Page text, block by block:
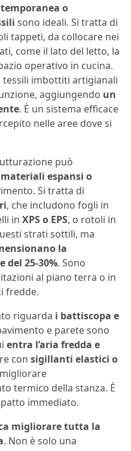
o
sono ideali. Si tratta di
tappeti, da collocare nei
come il lato del letto, la
operativo in cucina.
tessili imbottiti artigianali
aggiungendo un
. È un sistema efficace
nelle aree dove si
può
materiali espansi o
Si tratta di
, che includono fogli in
in XPS o EPS, o rotoli in
strati sottili, ma
la
del 25-30%. Sono
al piano terra o in
fredde.
riguarda i battiscopa e
e parete sono
entra l’aria fredda e
con sigillanti elastici o
termico della stanza. È
immediato.
migliorare tutta la
. Non è solo una